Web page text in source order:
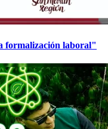
formalización laboral"